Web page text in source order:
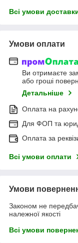
Всі умови
Умови оплати
Ви отримаєте
або гроші
Детальніше
Оплата на
Для ФОП та
Оплата за
Всі умови оплати
Умови
Законом не
належної якості
Всі умови